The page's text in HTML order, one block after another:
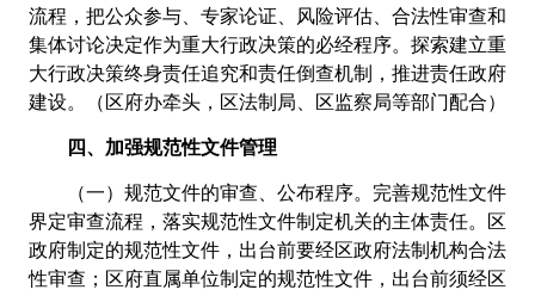
流程，把公众参与、专家论证、风险评估、合法性审查和
集体讨论决定作为重大行政决策的必经程序。探索建立重
大行政决策终身责任追究和责任倒查机制，推进责任政府
建设。（区府办牵头，区法制局、区监察局等部门配合）
四、加强规范性文件管理
（一）规范文件的审查、公布程序。完善规范性文件
界定审查流程，落实规范性文件制定机关的主体责任。区
政府制定的规范性文件，出台前要经区政府法制机构合法
性审查；区府直属单位制定的规范性文件，出台前须经区